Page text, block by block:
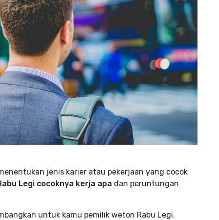
jenis karier atau pekerjaan yang cocok
Legi cocoknya kerja apa dan peruntungan
untuk kamu pemilik weton Rabu Legi.